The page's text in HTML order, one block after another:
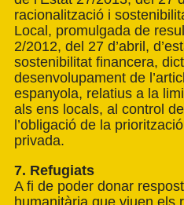
racionalització i
Local, promulgada de
2/2012, del 27 d’abril,
sostenibilitat financera,
desenvolupament de
espanyola, relatius a la
als ens locals, al control
l’obligació de la
privada.
7. Refugiats
A fi de poder donar